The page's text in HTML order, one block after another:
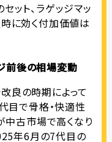
ット、ラゲッジマッ
に効く付加価値は
前後の相場変動
良の時期によって
目で骨格・快適性
古市場で高くなり
年6月の7代目の